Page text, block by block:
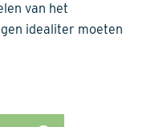
van het
idealiter moeten